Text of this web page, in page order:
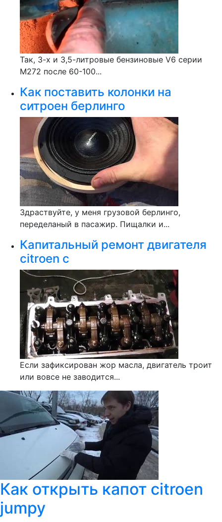
Так, 3-х и 3,5-литровые бензиновые V6 серии
М272 после 60-100...
Как поставить колонки на
ситроен берлинго
Здраствуйте, у меня грузовой берлинго,
переделаный в пасажир. Пищалки и...
Капитальный ремонт двигателя
citroen c
Если зафиксирован жор масла, двигатель троит
или вовсе не заводится...
Как открыть капот citroen
jumpy